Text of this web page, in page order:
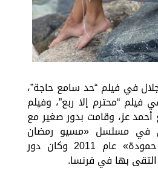
في فيلم “حد سامع حاجة”،
“محترم إلا ربع”، وفيلم
مع أحمد عز، وقامت بدور صغير مع
في مسلسل «مسيو رمضان
مبروك أبو العلمين حمودة» عام 2011 وكان دور
بها في فرنسا.